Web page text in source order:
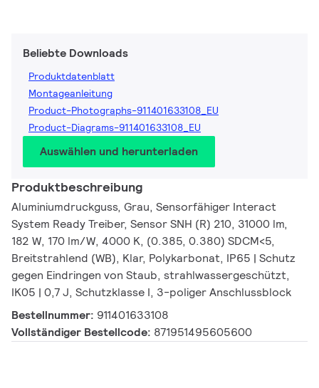
Beliebte Downloads
Produktdatenblatt
Montageanleitung
Product-Photographs-911401633108_EU
Product-Diagrams-911401633108_EU
Auswählen und herunterladen
Produktbeschreibung
Aluminiumdruckguss, Grau, Sensorfähiger Interact
System Ready Treiber, Sensor SNH (R) 210, 31000 lm,
182 W, 170 lm/W, 4000 K, (0.385, 0.380) SDCM<5,
Breitstrahlend (WB), Klar, Polykarbonat, IP65 | Schutz
gegen Eindringen von Staub, strahlwassergeschützt,
IK05 | 0,7 J, Schutzklasse I, 3-poliger Anschlussblock
Bestellnummer: 911401633108
Vollständiger Bestellcode: 871951495605600